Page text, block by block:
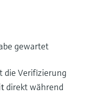
gewartet
die Verifizierung
direkt während